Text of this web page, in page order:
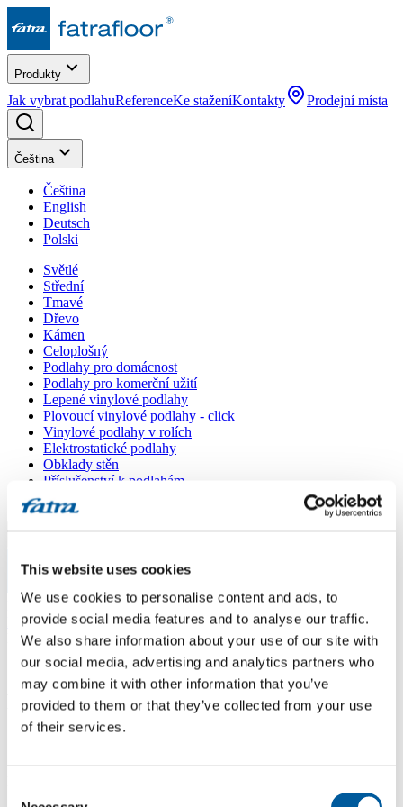
This website uses cookies
We use cookies to personalise content and ads, to
provide social media features and to analyse our traffic.
We also share information about your use of our site with
our social media, advertising and analytics partners who
may combine it with other information that you’ve
provided to them or that they’ve collected from your use
of their services.
Produkty
Jak vybrat podlahuReferenceKe staženíKontakty Prodejní místa
Čeština
Čeština
English
Deutsch
Polski
Světlé
Střední
Tmavé
Dřevo
Kámen
Celoplošný
Podlahy pro domácnost
Podlahy pro komerční užití
Lepené vinylové podlahy
Plovoucí vinylové podlahy - click
Vinylové podlahy v rolích
Elektrostatické podlahy
Obklady stěn
Příslušenství k podlahám
Všechny podlahy
Menu
Domů
Prodejní místa/
Podlahy Zeus
Podlahy Zeus